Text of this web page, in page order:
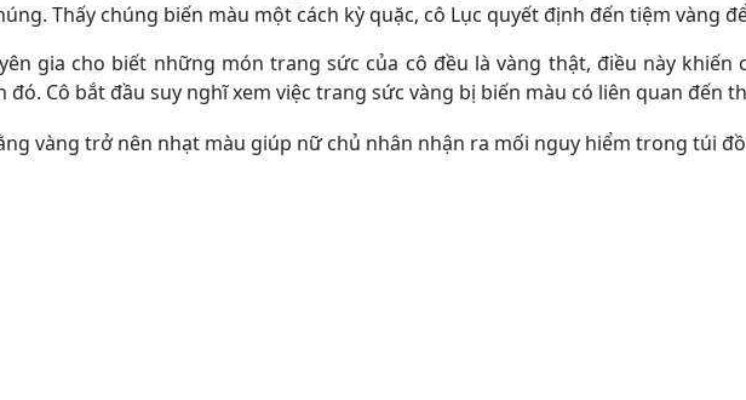
Thấy chúng biến màu một cách kỳ quặc, cô Lục quyết định đến tiệm vàng
gia cho biết những món trang sức của cô đều là vàng thật, điều này
đó. Cô bắt đầu suy nghĩ xem việc trang sức vàng bị biến màu có liên quan đến